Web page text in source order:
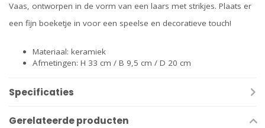
Vaas, ontworpen in de vorm van een laars met strikjes. Plaats er
een fijn boeketje in voor een speelse en decoratieve touch!
Materiaal: keramiek
Afmetingen: H 33 cm / B 9,5 cm / D 20 cm
Specificaties
Gerelateerde producten